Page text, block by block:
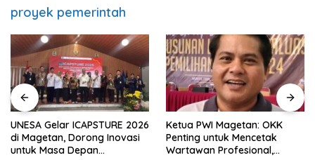
proyek pemerintah
UNESA Gelar ICAPSTURE 2026
di Magetan, Dorong Inovasi
untuk Masa Depan
Ketua PWI Magetan: OKK
Penting untuk Mencetak
Wartawan Profesional,